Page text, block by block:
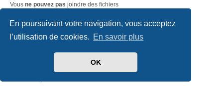
En poursuivant votre navigation, vous acceptez
l’utilisation de cookies. En savoir plus
OK
Vous ne pouvez pas joindre des fichiers
Accueil Index du forum Nous contacter
phpBB® Forum Software © phpBB Limited
created by INVENTEA & v12mike